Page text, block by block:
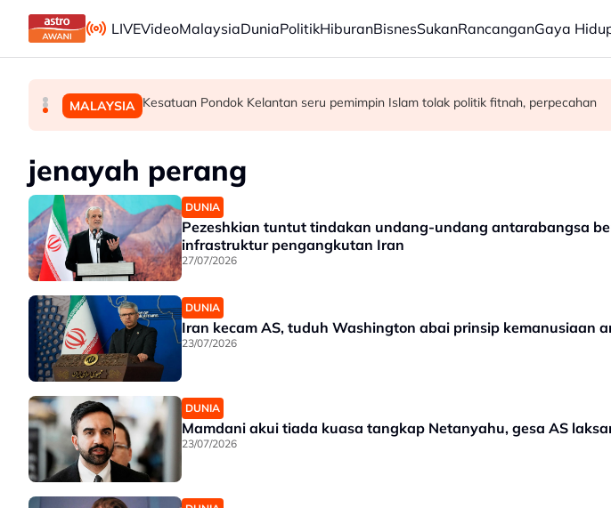
Skip to main content
LIVEVideoMalaysiaDuniaPolitikHiburanBisnesSukanRancanganGaya
MALAYSIA Perlu pendekatan menyeluruh masyarakat cegah penyalahgunaan dadah dalam
MALAYSIA Diplomasi budaya di Sarawak perkukuh hubungan Malaysia-Indonesia
MALAYSIA Kesatuan Pondok Kelantan seru pemimpin Islam tolak politik fitnah, perpecahan
jenayah perang
DUNIA
Pezeshkian tuntut tindakan undang-undang antarabangsa
infrastruktur pengangkutan Iran
27/07/2026
DUNIA
Iran kecam AS, tuduh Washington abai prinsip kemanusiaan
23/07/2026
DUNIA
Mamdani akui tiada kuasa tangkap Netanyahu, gesa AS
23/07/2026